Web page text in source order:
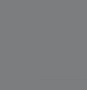
Ist Ihnen
Apotheker.